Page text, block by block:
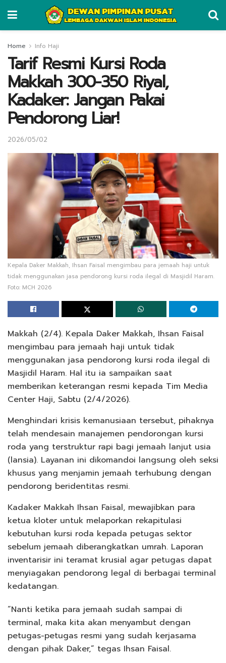
Home Info Haji
Tarif Resmi Kursi Roda
Makkah 300-350 Riyal,
Kadaker: Jangan Pakai
Pendorong Liar!
2026/05/02
Kepala Daker Makkah, Ihsan Faisal mengimbau para jemaah haji untuk
tidak menggunakan jasa pendorong kursi roda ilegal di Masjidil Haram.
Foto: MCH 2026
Makkah (2/4). Kepala Daker Makkah, Ihsan Faisal
mengimbau para jemaah haji untuk tidak
menggunakan jasa pendorong kursi roda ilegal di
Masjidil Haram. Hal itu ia sampaikan saat
memberikan keterangan resmi kepada Tim Media
Center Haji, Sabtu (2/4/2026).
Menghindari krisis kemanusiaan tersebut, pihaknya
telah mendesain manajemen pendorongan kursi
roda yang terstruktur rapi bagi jemaah lanjut usia
(lansia). Layanan ini dikomandoi langsung oleh seksi
khusus yang menjamin jemaah terhubung dengan
pendorong beridentitas resmi.
Kadaker Makkah Ihsan Faisal, mewajibkan para
ketua kloter untuk melaporkan rekapitulasi
kebutuhan kursi roda kepada petugas sektor
sebelum jemaah diberangkatkan umrah. Laporan
inventarisir ini teramat krusial agar petugas dapat
menyiagakan pendorong legal di berbagai terminal
kedatangan.
“Nanti ketika para jemaah sudah sampai di
terminal, maka kita akan menyambut dengan
petugas-petugas resmi yang sudah kerjasama
dengan pihak Daker,” tegas Ihsan Faisal.